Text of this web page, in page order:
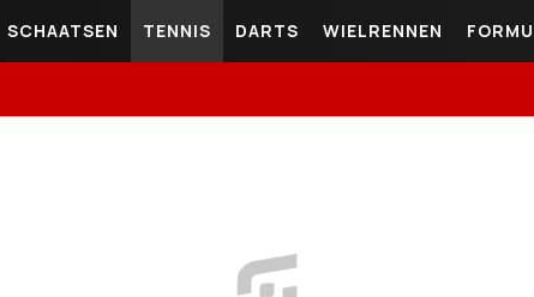
SCHAATSEN TENNIS DARTS WIELRENNEN